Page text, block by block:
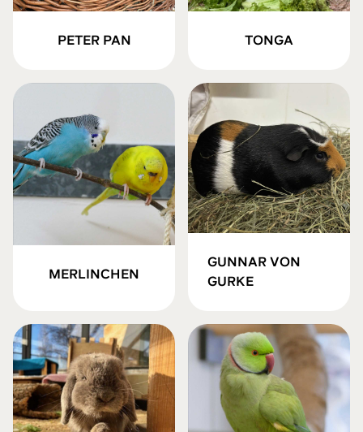
PETER PAN TONGA
MERLINCHEN
GUNNAR VON
GURKE